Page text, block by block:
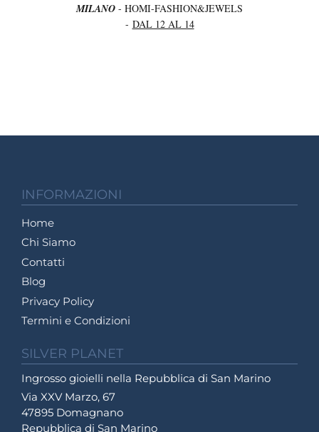
MILANO - HOMI-FASHION&JEWELS
- DAL 12 AL 14
INFORMAZIONI
Home
Chi Siamo
Contatti
Blog
Privacy Policy
Termini e Condizioni
SILVER PLANET
Ingrosso gioielli nella Repubblica di San Marino
Via XXV Marzo, 67
47895 Domagnano
Repubblica di San Marino